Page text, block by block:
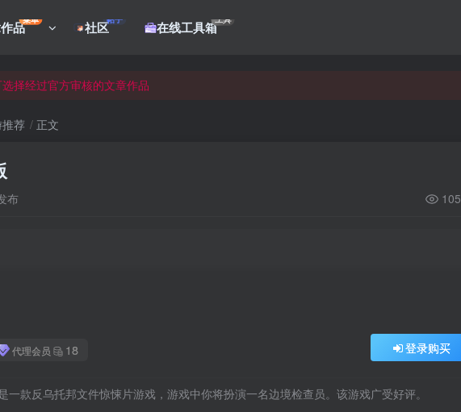
品菜单 社区帖子 在线工具箱工具
选择经过官方审核的文章作品
择经过官方审核的文章作品
荐 正文
布 105
代理会员 18 登录购买
一款反乌托邦文件惊悚片游戏，游戏中你将扮演一名边境检查员。该游戏广受好评。